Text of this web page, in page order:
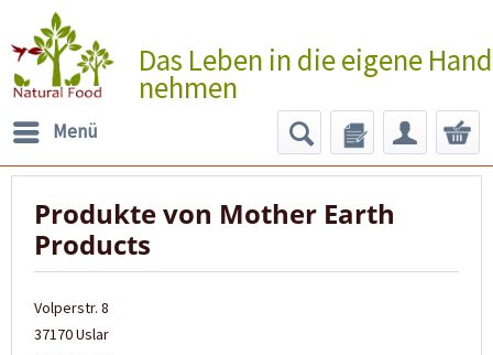
Das Leben in die eigene Hand
nehmen
Menü
Produkte von Mother Earth
Products
Volperstr. 8
37170 Uslar